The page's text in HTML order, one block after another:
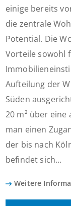
einige bereits
die zentrale
Potential. Die
Vorteile sowohl
Aufteilung der
Süden
20 m² über
man einen
der bis nach
befindet sich...
Weitere